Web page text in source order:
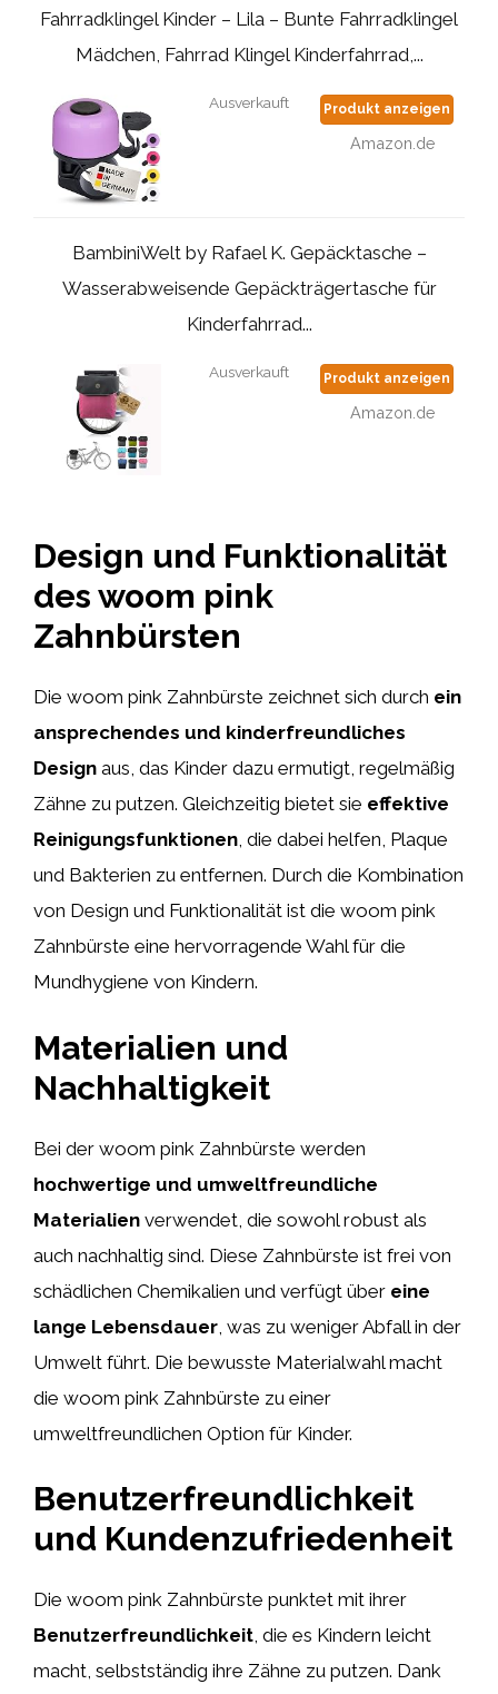
Fahrradklingel Kinder – Lila – Bunte Fahrradklingel
Mädchen, Fahrrad Klingel Kinderfahrrad,...
Ausverkauft Produkt anzeigen
Amazon.de
BambiniWelt by Rafael K. Gepäcktasche –
Wasserabweisende Gepäckträgertasche für
Kinderfahrrad...
Ausverkauft Produkt anzeigen
Amazon.de
Design und Funktionalität
des woom pink
Zahnbürsten
Die woom pink Zahnbürste zeichnet sich durch ein
ansprechendes und kinderfreundliches
Design aus, das Kinder dazu ermutigt, regelmäßig
Zähne zu putzen. Gleichzeitig bietet sie effektive
Reinigungsfunktionen, die dabei helfen, Plaque
und Bakterien zu entfernen. Durch die Kombination
von Design und Funktionalität ist die woom pink
Zahnbürste eine hervorragende Wahl für die
Mundhygiene von Kindern.
Materialien und
Nachhaltigkeit
Bei der woom pink Zahnbürste werden
hochwertige und umweltfreundliche
Materialien verwendet, die sowohl robust als
auch nachhaltig sind. Diese Zahnbürste ist frei von
schädlichen Chemikalien und verfügt über eine
lange Lebensdauer , was zu weniger Abfall in der
Umwelt führt. Die bewusste Materialwahl macht
die woom pink Zahnbürste zu einer
umweltfreundlichen Option für Kinder.
Benutzerfreundlichkeit
und Kundenzufriedenheit
Die woom pink Zahnbürste punktet mit ihrer
Benutzerfreundlichkeit, die es Kindern leicht
macht, selbstständig ihre Zähne zu putzen. Dank